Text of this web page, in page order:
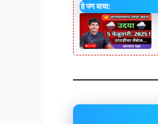
हे पण वाचा: